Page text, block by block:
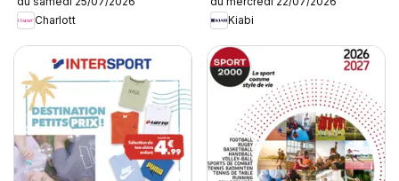
Charlott
Kiabi